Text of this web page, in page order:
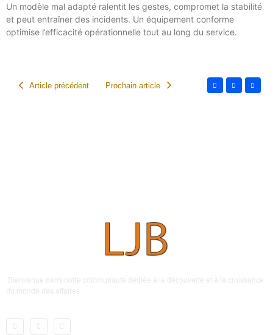
Un modèle mal adapté ralentit les gestes, compromet la stabilité
et peut entraîner des incidents. Un équipement conforme
optimise l’efficacité opérationnelle tout au long du service.
Article précédent Prochain article
Bienvenue dans notre communauté dédiée à la découverte et à la croissance
du monde des affaires.